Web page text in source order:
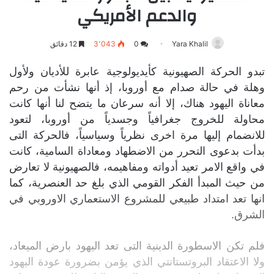
والدعم الأمريكي
Yara Khalil
0 3٬043
تبدو الحركة الصهيونية كأيديولوجية عابرة للأديان ولأول
وهلة في حالة صدام مع أوروبا، إذ أنها نشأت من رحم
معاناة اليهود هناك، إلا أنه سرعان ما يتضح لنا أنها كانت
محاولة للخروج جغرافياً وجسدياً من أوروبا، لتعود
للانضمام إليها مرة اخرى نظرياً وسياسياً، فالحركة التى
بدأت بدعوى التحرر من الاضطهاد ومعاداة السامية، كانت
في واقع الامر تعيد أدواته ومفاهيمه، فالصهيونية لا تعارض
من حيث المبدأ الفكر القومي الذي بلغ حد العنصرية، كما
انها تعد امتداد طبيعي للمشروع الاستعماري الاوروبي في
الشرق.
فلم تكن الاسطورة الدينية التى تعد اليهود بارض الميعاد،
ولا الاعتقاد البروتستانتي الذي يؤمن بضرورة عودة اليهود